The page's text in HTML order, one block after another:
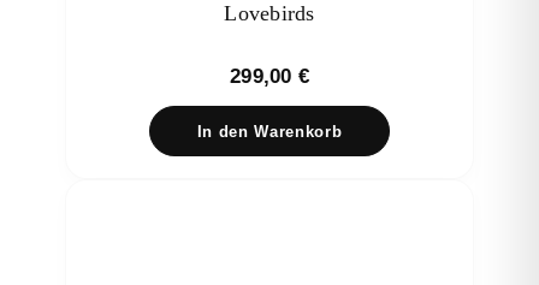
Lovebirds
299,00 €
In den Warenkorb